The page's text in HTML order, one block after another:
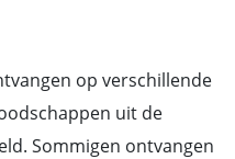
op verschillende
uit de
Sommigen ontvangen